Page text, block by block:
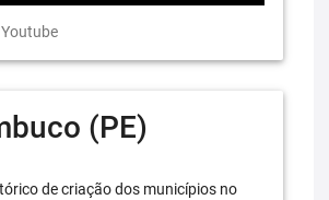
(PE)
de criação dos municípios no